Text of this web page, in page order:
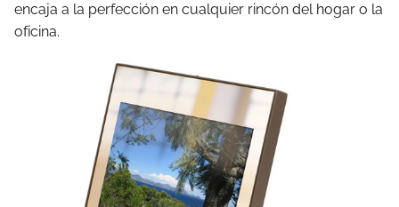
encaja a la perfección en cualquier rincón del hogar o la
oficina.